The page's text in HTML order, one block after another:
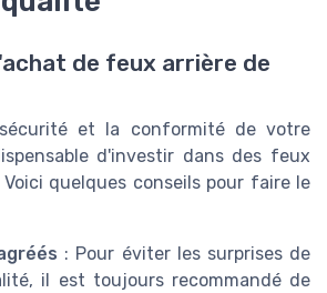
de feux arrière de
et la conformité de votre
d'investir dans des feux
quelques conseils pour faire le
: Pour éviter les surprises de
il est toujours recommandé de